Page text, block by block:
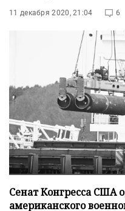
11 декабря 2020, 21:04 6
Сенат Конгресса США
американского